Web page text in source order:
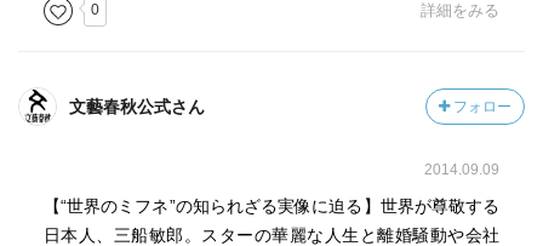
0 詳細をみる
文藝春秋公式さん フォロー
2014.09.09
【“世界のミフネ”の知られざる実像に迫る】世界が尊敬する
日本人、三船敏郎。スターの華麗な人生と離婚騒動や会社